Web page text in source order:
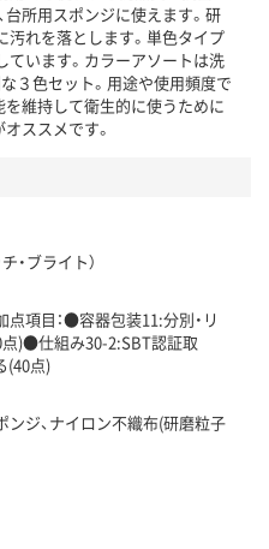
項目
」で確認できます。
台所用スポンジに使えます。研
汚れを落とします。単色タイプ
ています。カラーアソートは洗
３色セット。用途や使用頻度で
を維持して衛生的に使うために
ススメです。
・ブライト）
項目：●容器包装11:分別・リ
点)●仕組み30-2:SBT認証取
(40点)
ンジ、ナイロン不織布(研磨粒子